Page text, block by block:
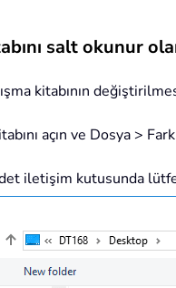
salt okunur
kitabının
açın ve Dosya >
iletişim kutusunda